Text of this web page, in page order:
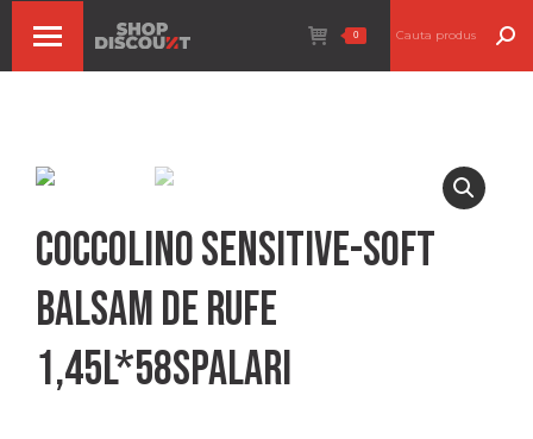
0
Coccolino sensitive-soft
balsam de rufe
1,45l*58spalari